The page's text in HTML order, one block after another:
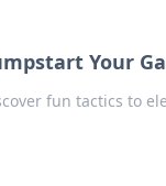
Your
fun tactics to